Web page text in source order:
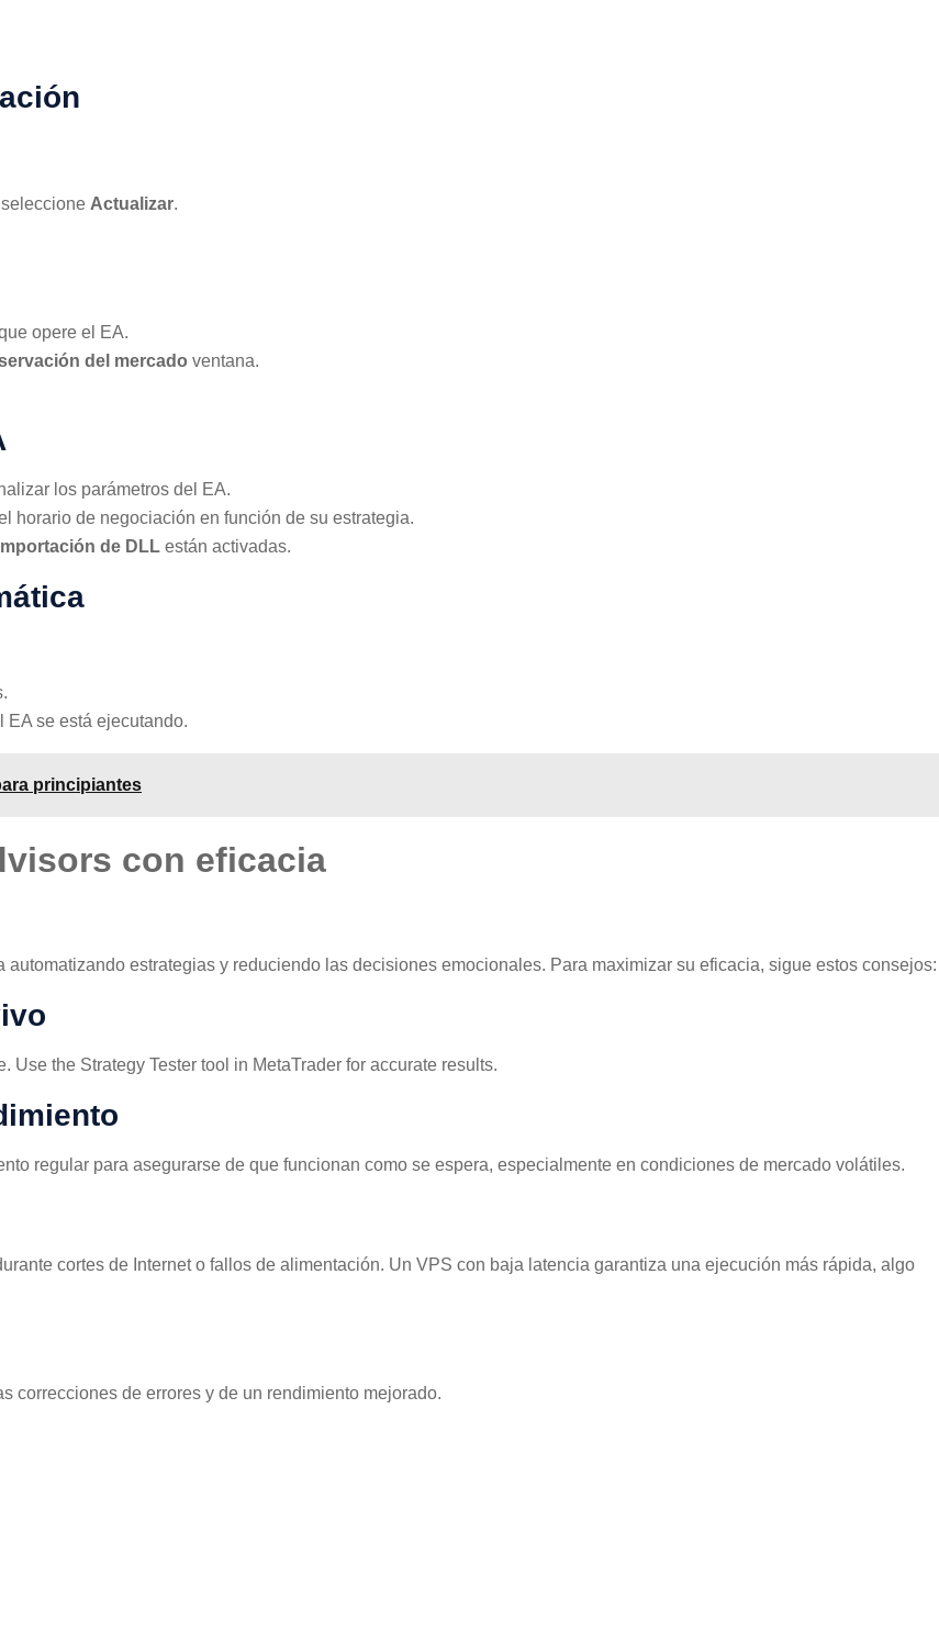
Actualizar.
opere el EA.
del mercado ventana.
los parámetros del EA.
horario de negociación en función de su estrategia.
de DLL están activadas.
se está ejecutando.
principiantes
con eficacia
estrategias y reduciendo las decisiones emocionales. Para maximizar su eficacia, sigue estos consejos:
the Strategy Tester tool in MetaTrader for accurate results.
regular para asegurarse de que funcionan como se espera, especialmente en condiciones de mercado volátiles.
cortes de Internet o fallos de alimentación. Un VPS con baja latencia garantiza una ejecución más rápida, algo
correcciones de errores y de un rendimiento mejorado.